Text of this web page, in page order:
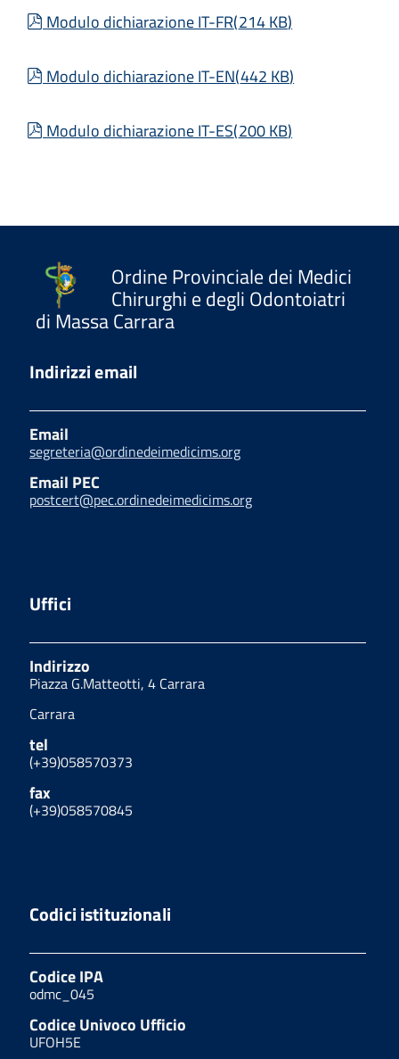
pdf
Modulo dichiarazione IT-FR(214 KB)
pdf
Modulo dichiarazione IT-EN(442 KB)
pdf
Modulo dichiarazione IT-ES(200 KB)
Ordine Provinciale dei Medici
Chirurghi e degli Odontoiatri
di Massa Carrara
Indirizzi email
Email
segreteria@ordinedeimedicims.org
Email PEC
postcert@pec.ordinedeimedicims.org
Uffici
Indirizzo
Piazza G.Matteotti, 4 Carrara
Carrara
tel
(+39)058570373
fax
(+39)058570845
Codici istituzionali
Codice IPA
odmc_045
Codice Univoco Ufficio
UFOH5E